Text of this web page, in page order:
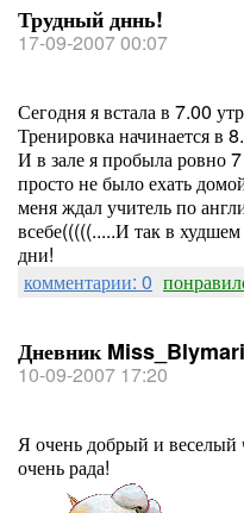
Трудный дннь!
17-09-2007 00:07
Сегодня я встала в 7.00
Тренировка начинается в
И в зале я пробыла ровно
просто не было ехать
меня ждал учитель по
всебе(((((.....И так в
дни!
комментарии: 0
Дневник
10-09-2007 17:20
Я очень добрый и
очень рада!